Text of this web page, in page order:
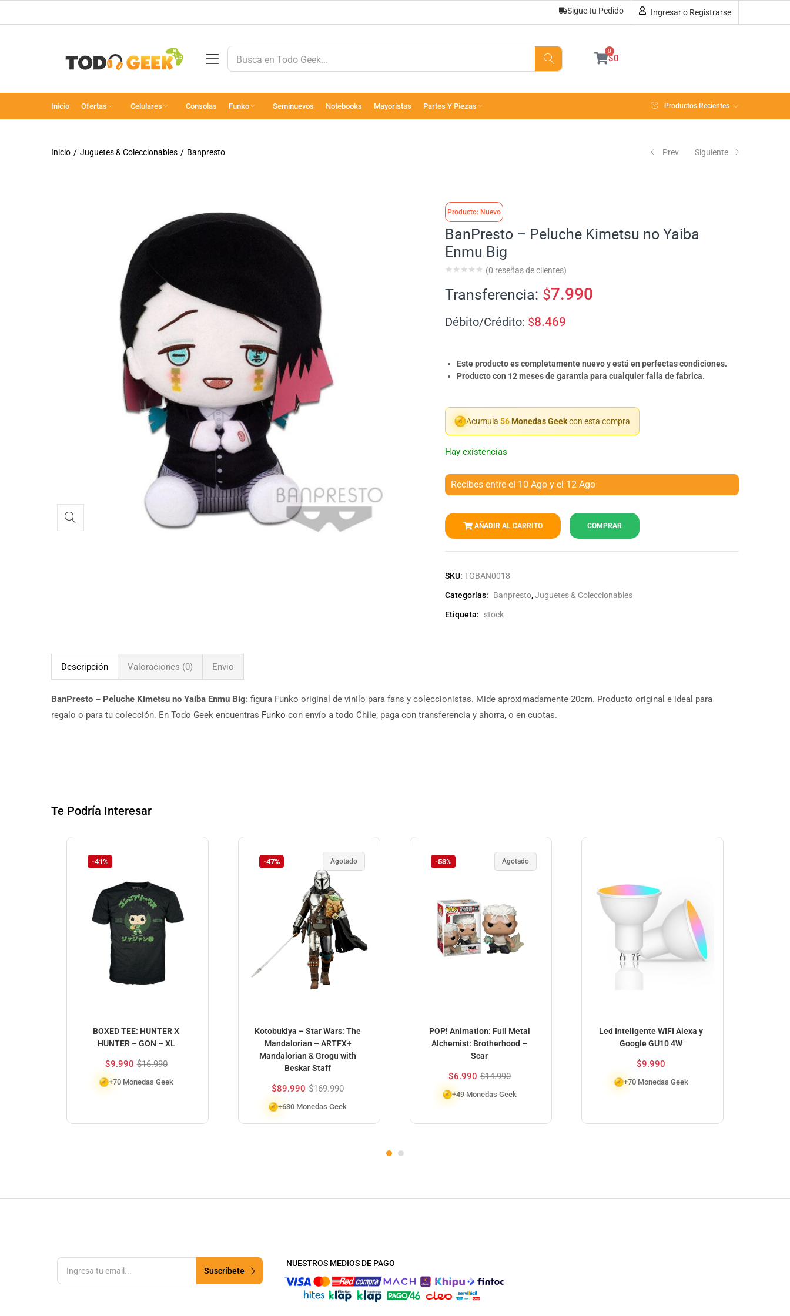
Sigue tu Pedido Ingresar o Registrarse
$0
0
Inicio Ofertas Celulares Consolas Funko Seminuevos Notebooks Mayoristas Partes Y Piezas Productos Recientes
Inicio Juguetes & Coleccionables Banpresto Prev Siguiente
AÑADIR AL CARRITO
Producto: Nuevo
BanPresto – Peluche Kimetsu no Yaiba
Enmu Big
(0 reseñas de clientes)
Transferencia: $7.990
Débito/Crédito: $8.469
Este producto es completamente nuevo y está en perfectas condiciones.
Producto con 12 meses de garantia para cualquier falla de fabrica.
Acumula 56Monedas Geekcon esta compra
Hay existencias
Recibes entre el 10 Ago y el 12 Ago
AÑADIR AL CARRITO COMPRAR
SKU: TGBAN0018
Categorías: Banpresto,Juguetes & Coleccionables
Etiqueta: stock
Descripción Valoraciones (0) Envio
BanPresto – Peluche Kimetsu no Yaiba Enmu Big: figura Funko original de vinilo para fans y coleccionistas. Mide aproximadamente 20cm. Producto original e ideal para
regalo o para tu colección. En Todo Geek encuentras Funko con envío a todo Chile; paga con transferencia y ahorra, o en cuotas.
Te Podría Interesar
-41%
BOXED TEE: HUNTER X
HUNTER – GON – XL
$9.990 $16.990
+70 Monedas Geek
-47% Agotado
Kotobukiya – Star Wars: The
Mandalorian – ARTFX+
Mandalorian & Grogu with
Beskar Staff
$89.990 $169.990
+630 Monedas Geek
-53% Agotado
POP! Animation: Full Metal
Alchemist: Brotherhood –
Scar
$6.990 $14.990
+49 Monedas Geek
Led Inteligente WIFI Alexa y
Google GU10 4W
$9.990
+70 Monedas Geek
Suscríbete
NUESTROS MEDIOS DE PAGO